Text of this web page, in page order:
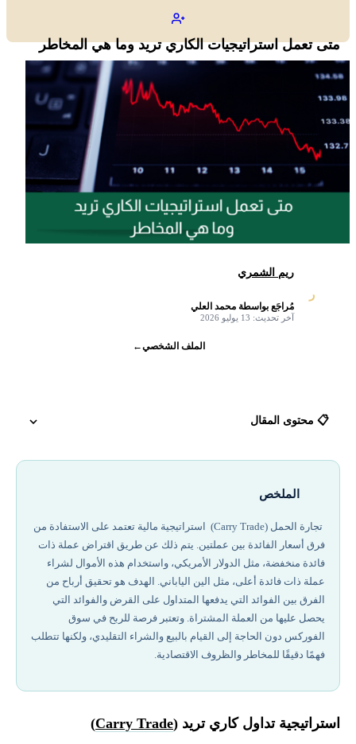
متى تعمل استراتيجيات الكاري تريد وما هي المخاطر
ر
ريم الشمري
مُراجَع بواسطة محمد العلي
آخر تحديث: 13 يوليو 2026
الملف الشخصي←
📋 محتوى المقال
لماذا تعتبر استراتيجية الفائدة شائعة؟
مزايا وعيوب تداول الحمل
معايير ومخاطر استراتيجية الكاري تريد
الرافعة المالية في تداول المناقلة
الملخص
تجارة الحمل (Carry Trade) استراتيجية مالية تعتمد على الاستفادة من
فرق أسعار الفائدة بين عملتين. يتم ذلك عن طريق اقتراض عملة ذات
فائدة منخفضة، مثل الدولار الأمريكي، واستخدام هذه الأموال لشراء
عملة ذات فائدة أعلى، مثل الين الياباني. الهدف هو تحقيق أرباح من
الفرق بين الفوائد التي يدفعها المتداول على القرض والفوائد التي
يحصل عليها من العملة المشتراة. وتعتبر فرصة للربح في سوق
الفوركس دون الحاجة إلى القيام بالبيع والشراء التقليدي، ولكنها تتطلب
فهمًا دقيقًا للمخاطر والظروف الاقتصادية.
استراتيجية تداول كاري تريد (Carry Trade
)